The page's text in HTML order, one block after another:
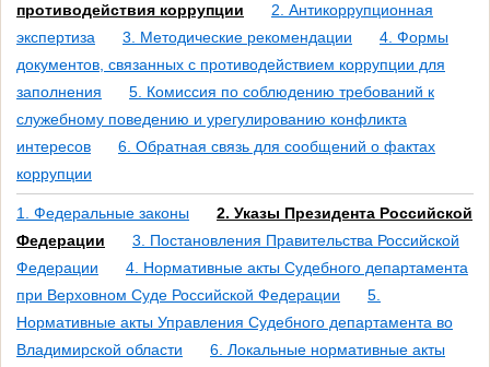
противодействия коррупции
2. Антикоррупционная
экспертиза
3. Методические рекомендации
4. Формы
документов, связанных с противодействием коррупции для
заполнения
5. Комиссия по соблюдению требований к
служебному поведению и урегулированию конфликта
интересов
6. Обратная связь для сообщений о фактах
коррупции
1. Федеральные законы
2. Указы Президента Российской
Федерации
3. Постановления Правительства Российской
Федерации
4. Нормативные акты Судебного департамента
при Верховном Суде Российской Федерации
5.
Нормативные акты Управления Судебного департамента во
Владимирской области
6. Локальные нормативные акты